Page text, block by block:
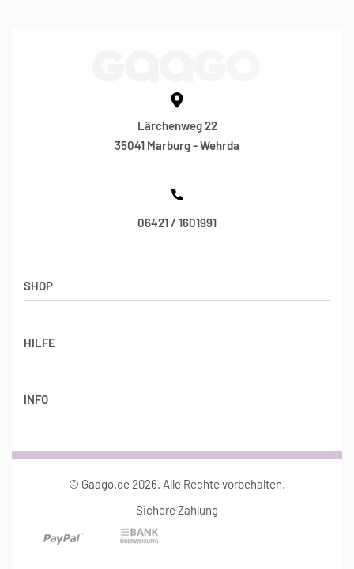
Lärchenweg 22
35041 Marburg - Wehrda
06421 / 1601991
SHOP
Stylebook
HILFE
AGB
INFO
© Gaago.de 2026. Alle Rechte vorbehalten.
Sichere Zahlung